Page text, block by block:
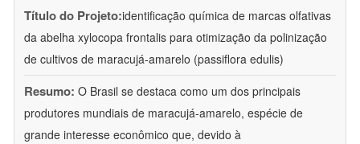
Título do Projeto:identificação química de marcas olfativas
da abelha xylocopa frontalis para otimização da polinização
de cultivos de maracujá-amarelo (passiflora edulis)
Resumo: O Brasil se destaca como um dos principais
produtores mundiais de maracujá-amarelo, espécie de
grande interesse econômico que, devido à